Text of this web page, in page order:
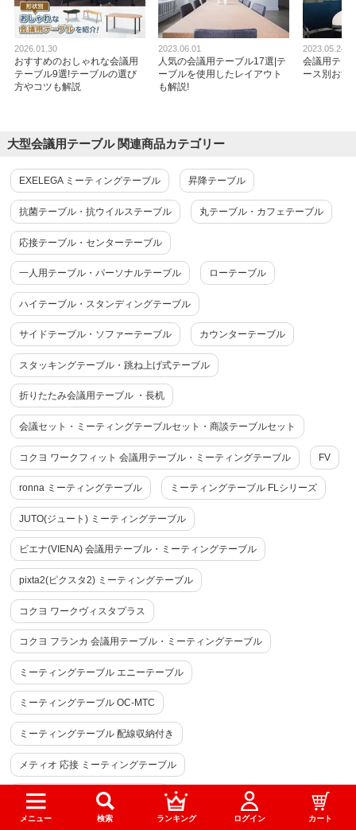
行1200×高さ720mm 配線ボックス付き ミ
ーティングテーブル 会議用テーブル
4.8
レビュー数123件
オフィスの会議室
年度末押し迫って、配送や組立が立て込んでいるなか、間に合わ
せていただいたサービス...もっと見る
すべてのお客様のコメント見る
ミーティングテーブル EXELEGA 会議用テ
レビュー数
平均評価
ご購入者様
購入確認済み
ミーティングテーブル EXELEGA 会議用テーブル 幅3000×
奥行1000×高さ720mm 配線ホール 配線ボックス付き フリー
アドレスデスク
2026.01.30
おすすめのおしゃれな会議用
テーブル9選!テーブルの選び
方やコツも解説
2023.06.01
人気の会議用テーブル17選|テ
ーブルを使用したレイアウト
も解説!
2023.05.24
会議用テー
ース別おす
大型会議用テーブル 関連商品カテゴリー
EXELEGA ミーティングテーブル 昇降テーブル
抗菌テーブル・抗ウイルステーブル 丸テーブル・カフェテーブル
応接テーブル・センターテーブル
一人用テーブル・パーソナルテーブル ローテーブル
ハイテーブル・スタンディングテーブル
サイドテーブル・ソファーテーブル カウンターテーブル
スタッキングテーブル・跳ね上げ式テーブル
折りたたみ会議用テーブル ・長机
会議セット・ミーティングテーブルセット・商談テーブルセット
コクヨ ワークフィット 会議用テーブル・ミーティングテーブル FV
ronna ミーティングテーブル ミーティングテーブル FLシリーズ
JUTO(ジュート) ミーティングテーブル
ビエナ(VIENA) 会議用テーブル・ミーティングテーブル
pixta2(ピクスタ2) ミーティングテーブル
コクヨ ワークヴィスタプラス
コクヨ フランカ 会議用テーブル・ミーティングテーブル
ミーティングテーブル エニーテーブル
ミーティングテーブル OC-MTC
ミーティングテーブル 配線収納付き
メティオ 応接 ミーティングテーブル
大型ミーティングテーブル T字脚
メティオ2.0 古木調 応接会議テーブル 会議テーブル ビネイル
メニュー 検索 ランキング ログイン カート